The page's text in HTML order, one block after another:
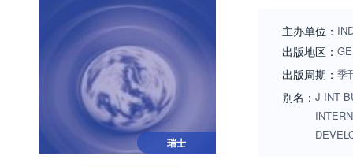
瑞士
主办单位：
出版地区：
出版周期： 季
别名： J INT